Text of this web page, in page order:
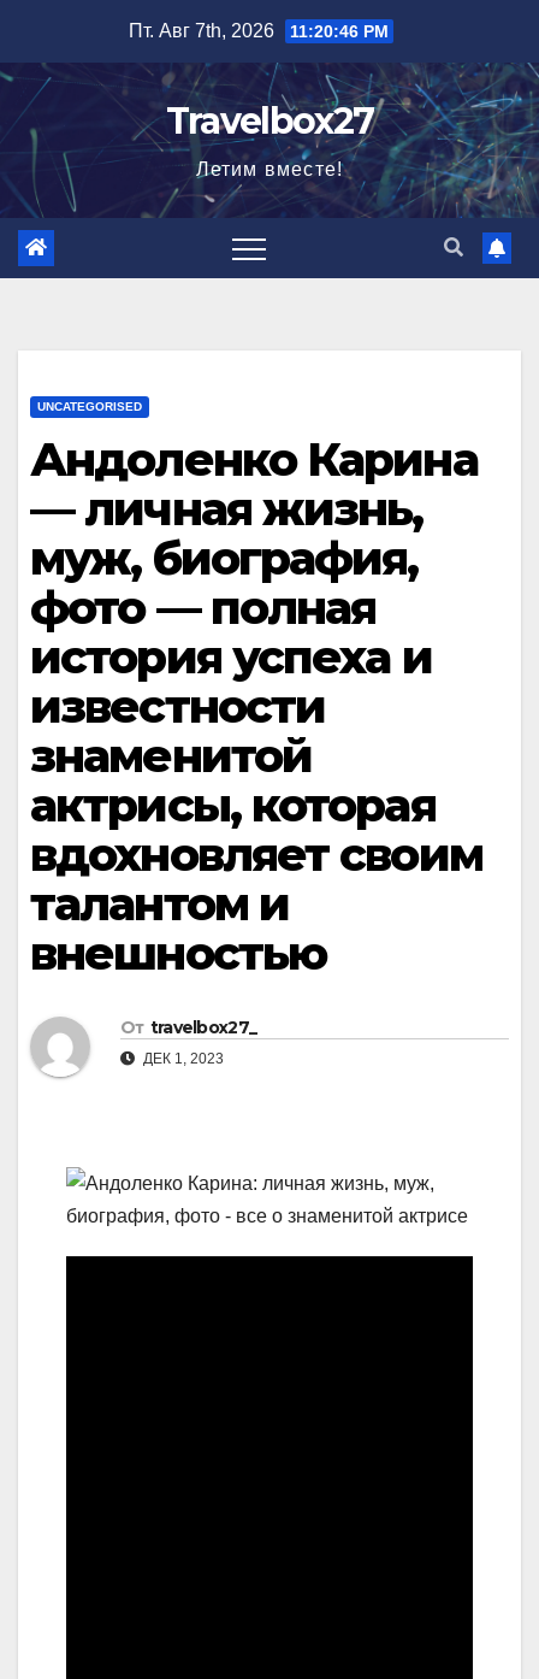
содержимому
Пт. Авг 7th, 2026 11:20:47 PM
Travelbox27
Летим вместе!
UNCATEGORISED
Андоленко Карина
— личная жизнь,
муж, биография,
фото — полная
история успеха и
известности
знаменитой
актрисы, которая
вдохновляет своим
талантом и
внешностью
От travelbox27_
ДЕК 1, 2023